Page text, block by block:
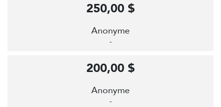
Anonyme
-
250,00 $
Anonyme
-
200,00 $